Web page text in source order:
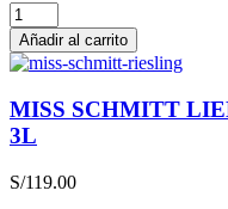
JAGERSCHOPPEN
SCHMITT
SÖHNE
cantidad
Añadir al carrito
MISS SCHMITT
3L
S/119.00